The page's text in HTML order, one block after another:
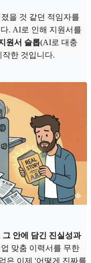
을 것 같던 적임자를
. AI로 인해 지원서를
원서 슬롭(AI로 대충
한 것입니다.
그 안에 담긴 진실성과
맞춤 이력서를 무한
은 이제 '어떻게 진짜를